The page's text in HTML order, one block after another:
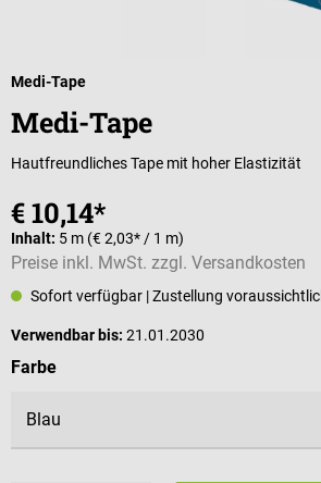
Medi-Tape
Medi-Tape
Hautfreundliches Tape mit hoher Elastizität
€ 10,14*
Inhalt: 5 m (€ 2,03* / 1 m)
Preise inkl. MwSt. zzgl. Versandkosten
Sofort verfügbar | Zustellung
Verwendbar bis: 21.01.2030
Farbeauswählen